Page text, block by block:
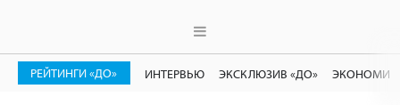
РЕЙТИНГИ «ДО» ИНТЕРВЬЮ ЭКСКЛЮЗИВ «ДО»